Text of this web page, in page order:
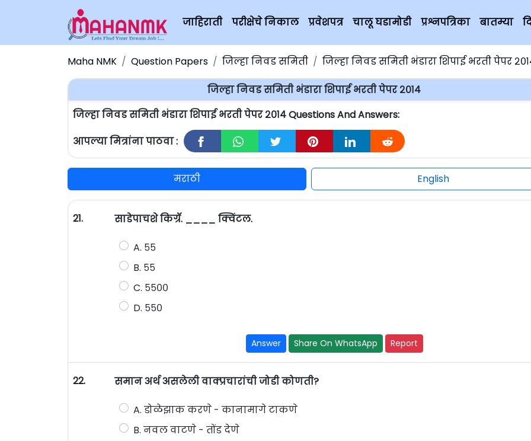
जाहिराती परीक्षेचे निकाल प्रवेशपत्र चालू घडामोडी प्रश्नपत्रिका बातम्या
Maha NMK Question Papers जिल्हा निवड समिती जिल्हा निवड समिती भंडारा शिपाई भरती पेपर
जिल्हा निवड समिती भंडारा शिपाई भरती पेपर २०१४
जिल्हा निवड समिती भंडारा शिपाई भरती पेपर २०१४ Questions And Answers:
आपल्या मित्रांना पाठवा :
मराठी English
21. साडेपाचशे किग्रॅ. ____ क्विंटल.
A. ५५
B. ५५
C. ५५००
D. ५५०
Answer Share On WhatsApp Report
22. समान अर्थ असलेली वाक्प्रचारांची जोडी कोणती?
A. डोळेझाक करणे - कानामागे टाकणे
B. नवल वाटणे - तोंड देणे